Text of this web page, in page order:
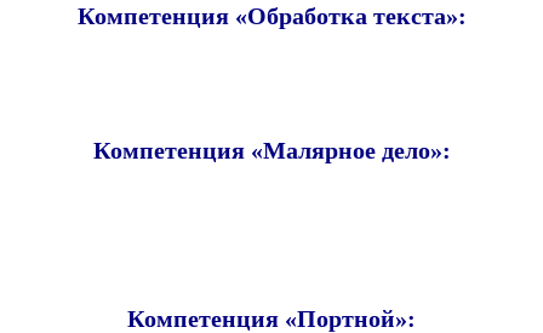
Компетенция «Обработка текста»:
Компетенция «Малярное дело»:
Компетенция «Портной»: